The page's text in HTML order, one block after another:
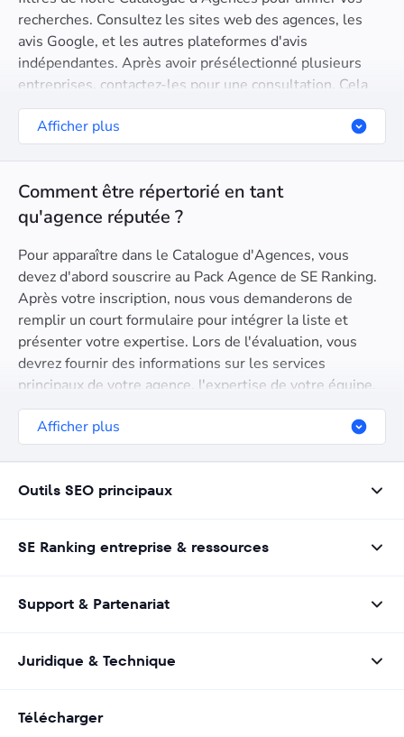
recherches. Consultez les sites web des agences, les
avis Google, et les autres plateformes d'avis
indépendantes. Après avoir présélectionné plusieurs
entreprises, contactez-les pour une consultation. Cela
vous permettra d'évaluer leur expertise, leur mode de
communication, et leur approche pour répondre à vos
besoins spécifiques.
Afficher plus
Comment être répertorié en tant
qu'agence réputée ?
Pour apparaître dans le Catalogue d'Agences, vous
devez d'abord souscrire au Pack Agence de SE Ranking.
Après votre inscription, nous vous demanderons de
remplir un court formulaire pour intégrer la liste et
présenter votre expertise. Lors de l'évaluation, vous
devrez fournir des informations sur les services
principaux de votre agence, l'expertise de votre équipe,
vos propositions de valeur uniques, les industries que
vous ciblez, votre portée géographique, et d'autres
détails importants.
Afficher plus
Outils SEO principaux
SE Ranking entreprise & ressources
Support & Partenariat
Juridique & Technique
Télécharger